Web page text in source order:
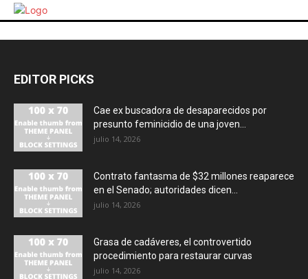
EDITOR PICKS
Cae ex buscadora de desaparecidos por
presunto feminicidio de una joven...
julio 14, 2026
Contrato fantasma de $32 millones reaparece
en el Senado; autoridades dicen...
julio 14, 2026
Grasa de cadáveres, el controvertido
procedimiento para restaurar curvas
julio 14, 2026